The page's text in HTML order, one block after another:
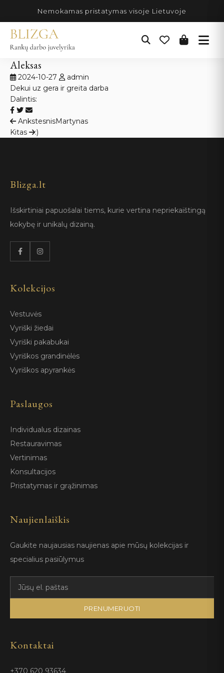
turinio
Nemokamas pristatymas visoje Lietuvoje
Aleksas
2024-10-27
admin
Dekui uz gera ir greita darba
Dalintis:
Navigacija
tarp
AnkstesnisMartynas
Kitas
:)
Blizga.lt
Išskirtiniai papuošalai tiems, kurie vertina nepriekaištingą
kokybę ir unikalų dizainą.
Kolekcijos
Vestuvės
Vyriški žiedai
Vyriški pakabukai
Vyriškos grandinėlės
Vyriškos apyrankės
Paslaugos
Individualus dizainas
Restauravimas
Vertinimas
Konsultacijos
Pristatymas ir grąžinimas
Naujienlaiškis
Gaukite naujausias naujienas apie mūsų kolekcijas ir
specialius pasiūlymus
PRENUMERUOTI
Kontaktai
+370 620 93634